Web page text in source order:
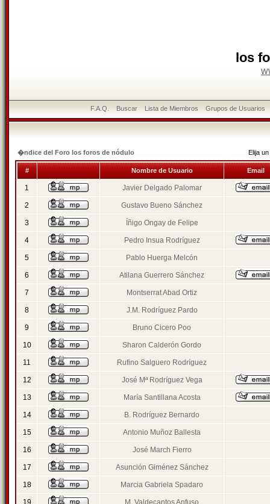
los
F.A.Q. Buscar Lista de Miembros Grupos de Usuarios
�ndice del Foro los foros de nódulo Elija
# Nombre de Usuario Email
1 Javier Delgado Palomar
2 Gustavo Bueno Sánchez
3 Íñigo Ongay de Felipe
4 Pedro Insua Rodríguez
5 Pablo Huerga Melcón
6 Atilana Guerrero Sánchez
7 Montserrat Abad Ortiz
8 J.M. Rodríguez Pardo
9 Bruno Cicero Poo
10 Sharon Calderón Gordo
11 Rufino Salguero Rodríguez
12 José Mª Rodríguez Vega
13 María Santillana Acosta
14 B. Rodríguez Bernardo
15 Antonio Muñoz Ballesta
16 José March Fierro
17 Asunción Giménez Sánchez
18 Marcia Gabriela Spadaro
19 M. Valdecantos Anfuso